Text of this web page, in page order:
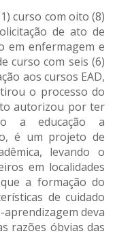
curso com oito (8)
de ato de
em enfermagem e
curso com seis (6)
aos cursos EAD,
o processo do
autorizou por ter
a educação a
é um projeto de
levando o
em localidades
a formação do
de cuidado
deva
razões óbvias das